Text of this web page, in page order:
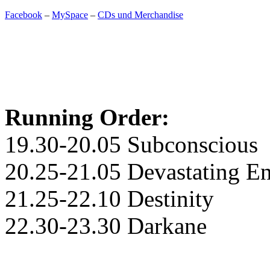
Facebook – MySpace – CDs und Merchandise
Running Order:
19.30-20.05 Subconscious
20.25-21.05 Devastating
21.25-22.10 Destinity
22.30-23.30 Darkane